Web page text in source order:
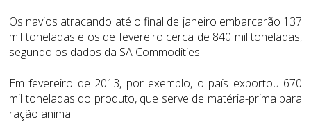
Os navios atracando até o final de janeiro embarcarão 137
mil toneladas e os de fevereiro cerca de 840 mil toneladas,
segundo os dados da SA Commodities.
Em fevereiro de 2013, por exemplo, o país exportou 670
mil toneladas do produto, que serve de matéria-prima para
ração animal.